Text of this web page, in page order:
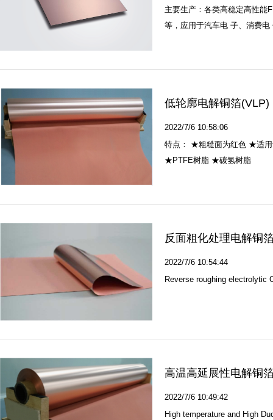
主要生产：各类高稳定高性能
等，应用于汽车电 子、消费
低轮廓电解铜箔(VLP)
2022/7/6 10:58:06
特点： ★粗糙面为红色 ★适用
★PTFE树脂 ★碳氢树脂
反面粗化处理电解铜
2022/7/6 10:54:44
Reverse roughing electrolytic
高温高延展性电解铜
2022/7/6 10:49:42
High temperature and High